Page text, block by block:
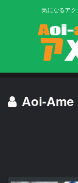
気になるア
Aoi-Ame